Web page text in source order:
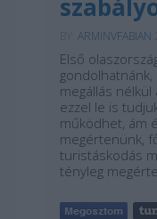
BY:ARMINVFABIAN
Első
gondolhatnánk,
megállás
ezzel le is
működhet, ám
megértenünk,
turistáskodás
tényleg